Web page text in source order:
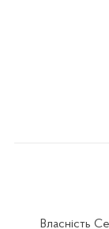
Власність